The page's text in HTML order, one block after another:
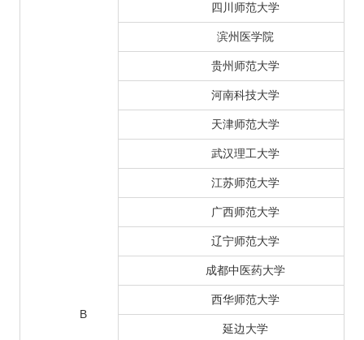
B
四川师范大学
滨州医学院
贵州师范大学
河南科技大学
天津师范大学
武汉理工大学
江苏师范大学
广西师范大学
辽宁师范大学
成都中医药大学
西华师范大学
延边大学